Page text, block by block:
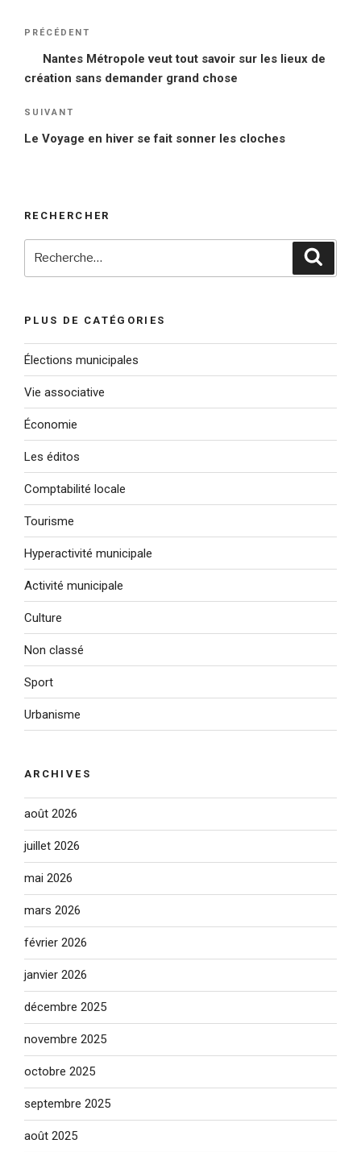
Navigation
l’article
Article
précédent
PRÉCÉDENT
Nantes Métropole veut tout savoir sur les lieux de
création sans demander grand chose
Article
suivant
SUIVANT
Le Voyage en hiver se fait sonner les cloches
RECHERCHER
PLUS DE CATÉGORIES
Élections municipales
Vie associative
Économie
Les éditos
Comptabilité locale
Tourisme
Hyperactivité municipale
Activité municipale
Culture
Non classé
Sport
Urbanisme
ARCHIVES
août 2026
juillet 2026
mai 2026
mars 2026
février 2026
janvier 2026
décembre 2025
novembre 2025
octobre 2025
septembre 2025
août 2025